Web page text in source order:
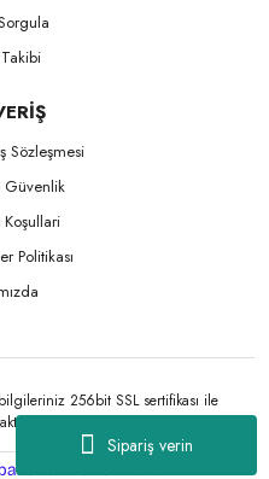
Sipariş verin
Sözleşmesi
Politikası
256bit SSL sertifikası ile